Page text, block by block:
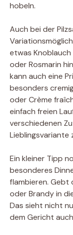
hobeln.
Auch bei der
etwas
oder Rosmarin
kann auch eine
besonders
oder Crème
einfach freien
verschiedenen
Lieblingsvariante
Ein kleiner Tipp
besonderes
flambieren. Gebt
oder Brandy in
Das sieht nicht
dem Gericht